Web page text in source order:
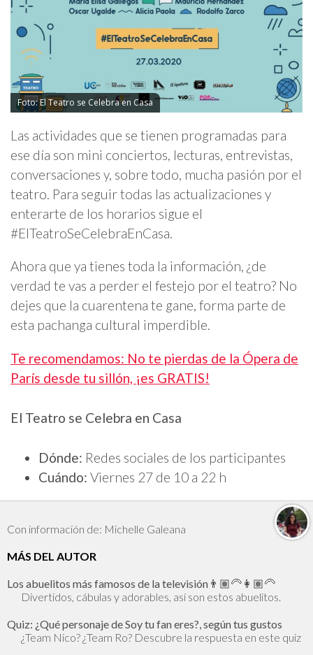
Foto: El Teatro se Celebra en Casa
Las actividades que se tienen programadas para
ese día son mini conciertos, lecturas, entrevistas,
conversaciones y, sobre todo, mucha pasión por el
teatro. Para seguir todas las actualizaciones y
enterarte de los horarios sigue el
#ElTeatroSeCelebraEnCasa.
Ahora que ya tienes toda la información, ¿de
verdad te vas a perder el festejo por el teatro? No
dejes que la cuarentena te gane, forma parte de
esta pachanga cultural imperdible.
Te recomendamos: No te pierdas de la Ópera de
París desde tu sillón, ¡es GRATIS!
El Teatro se Celebra en Casa
Dónde: Redes sociales de los participantes
Cuándo: Viernes 27 de 10 a 22 h
Con información de: Michelle Galeana
MÁS DEL AUTOR
Los abuelitos más famosos de la televisión👨🏽‍🦳👩🏽‍🦳
Divertidos, cábulas y adorables, así son estos abuelitos.
Quiz: ¿Qué personaje de Soy tu fan eres?, según tus gustos
¿Team Nico? ¿Team Ro? Descubre la respuesta en este quiz